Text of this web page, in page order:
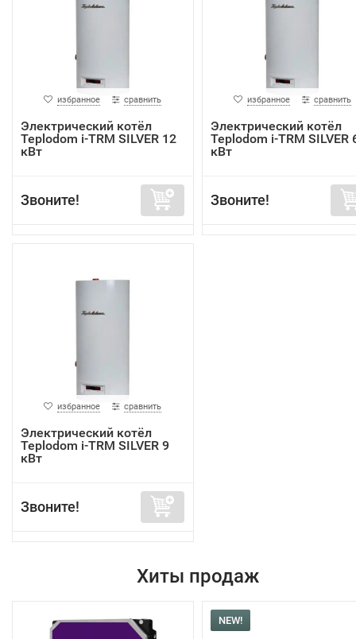
избранное сравнить
Электрический котёл
Teplodom i-TRM SILVER 12
кВт
Звоните!
избранное сравнить
Электрический котёл
Teplodom i-TRM SILVER
кВт
Звоните!
избранное сравнить
Электрический котёл
Teplodom i-TRM SILVER 9
кВт
Звоните!
Хиты продаж
NEW!